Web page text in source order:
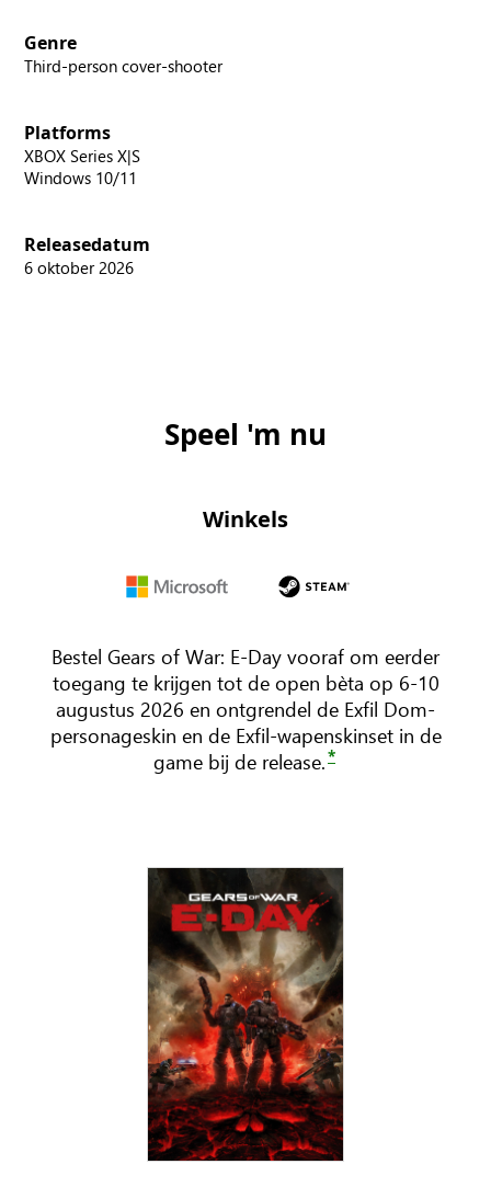
Genre
Third-person cover-shooter
Platforms
XBOX Series X|S
Windows 10/11
Releasedatum
6 oktober 2026
Speel 'm nu
Winkels
Bestel Gears of War: E-Day vooraf om eerder
toegang te krijgen tot de open bèta op 6-10
augustus 2026 en ontgrendel de Exfil Dom-
personageskin en de Exfil-wapenskinset in de
game bij de release.*